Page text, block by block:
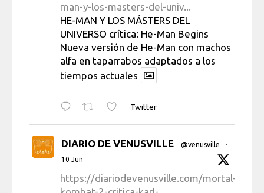
man-y-los-masters-del-univ...
HE-MAN Y LOS MÁSTERS DEL
UNIVERSO crítica: He-Man Begins
Nueva versión de He-Man con machos
alfa en taparrabos adaptados a los
tiempos actuales
Twitter
DIARIO DE VENUSVILLE @venusville
·
10 Jun
https://diariodevenusville.com/mortal-